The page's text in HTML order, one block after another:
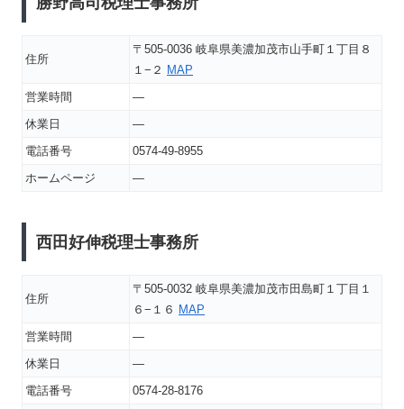
住所
〒505-0036 岐阜県美濃加茂市山手町１丁目８
１−２ MAP
営業時間
―
休業日
―
電話番号
0574-49-8955
ホームページ
―
西田好伸税理士事務所
住所
〒505-0032 岐阜県美濃加茂市田島町１丁目１
６−１６ MAP
営業時間
―
休業日
―
電話番号
0574-28-8176